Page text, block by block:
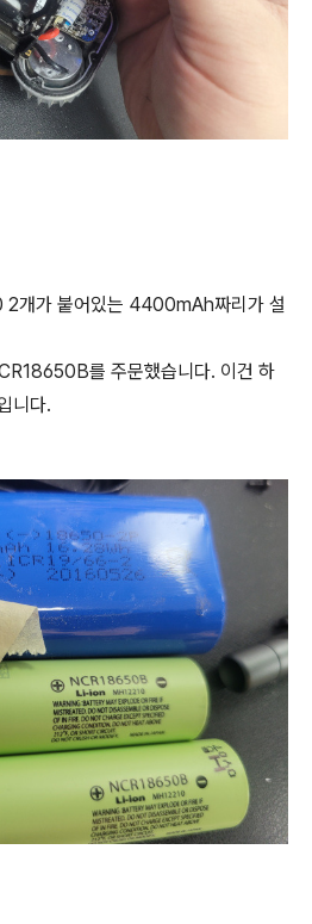
개가 붙어있는 4400mAh짜리가 설
를 주문했습니다. 이건 하
니다.